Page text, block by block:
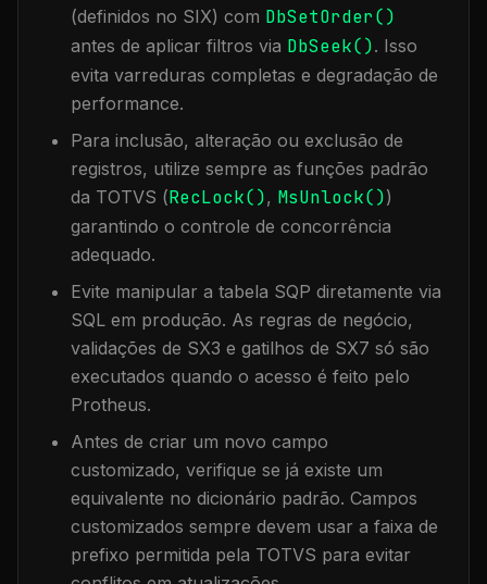
(definidos no SIX) com DbSetOrder()
antes de aplicar filtros via DbSeek(). Isso
evita varreduras completas e degradação de
performance.
Para inclusão, alteração ou exclusão de
registros, utilize sempre as funções padrão
da TOTVS (RecLock(), MsUnlock())
garantindo o controle de concorrência
adequado.
Evite manipular a tabela SQP diretamente via
SQL em produção. As regras de negócio,
validações de SX3 e gatilhos de SX7 só são
executados quando o acesso é feito pelo
Protheus.
Antes de criar um novo campo
customizado, verifique se já existe um
equivalente no dicionário padrão. Campos
customizados sempre devem usar a faixa de
prefixo permitida pela TOTVS para evitar